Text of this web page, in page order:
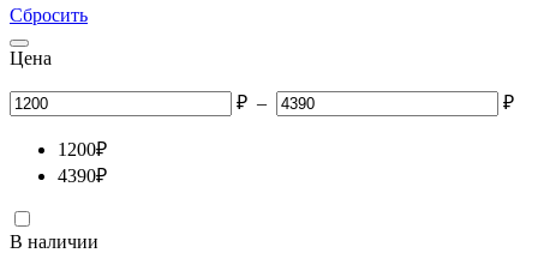
Сбросить
Цена
₽ – ₽
1200₽
4390₽
В наличии